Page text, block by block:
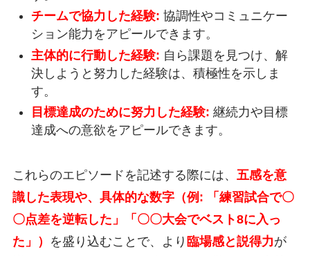
チームで協力した経験: 協調性やコミュニケー
ション能力をアピールできます。
主体的に行動した経験: 自ら課題を見つけ、解
決しようと努力した経験は、積極性を示しま
す。
目標達成のために努力した経験: 継続力や目標
達成への意欲をアピールできます。
これらのエピソードを記述する際には、 五感を意
識した表現や、具体的な数字（例: 「練習試合で〇
〇点差を逆転した」「〇〇大会でベスト8に入っ
た」）
を盛り込むことで、より 臨場感と説得力が